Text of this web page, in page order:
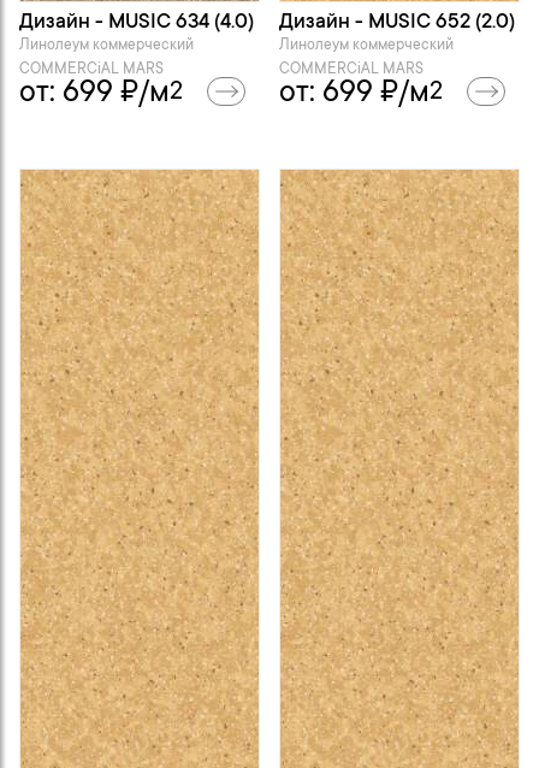
Дизайн - MUSIC 634 (4.0)
Линолеум коммерческий
COMMERCiAL MARS
от: 699 ₽/м2
Дизайн - MUSIC 652 (2.0)
Линолеум коммерческий
COMMERCiAL MARS
от: 699 ₽/м2